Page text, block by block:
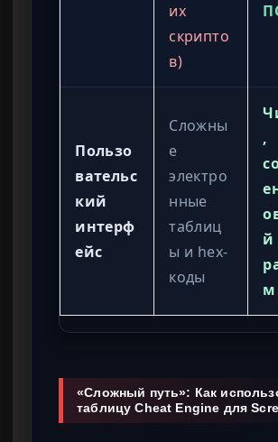
их
скрипто
в)
Пользо
вательс
кий
интерф
ейс
Сложны
е
электро
нные
таблиц
ы и hex-
коды
,
й
м
«Сложный путь»: Как
таблицу Cheat Engine для